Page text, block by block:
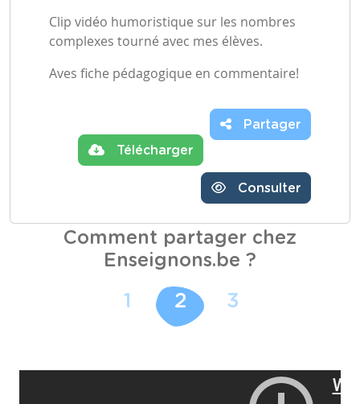
Clip vidéo humoristique sur les nombres
complexes tourné avec mes élèves.
Aves fiche pédagogique en commentaire!
Télécharger
Partager
Consulter
Comment partager chez
Enseignons.be ?
1 2 3